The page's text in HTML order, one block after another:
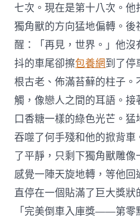
七次。現在是第十八次。
獨角獸的方向猛地偏轉。
醒：「再見，世界。」他
抖的車尾卻擦包養網到了停
根古老、佈滿苔蘚的柱子
觸，像戀人之間的耳語。
口香糖一樣的綠色光芒。
吞噬了何手殘和他的掀背
了平靜，只剩下獨角獸雕
感覺一陣天旋地轉，等他
直停在一個貼滿了巨大獎狀
「完美倒車入庫獎——第零